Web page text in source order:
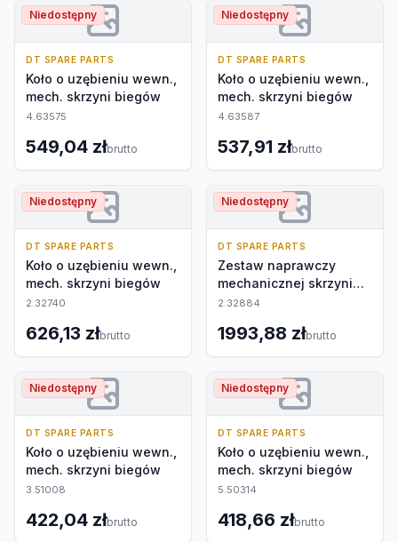
Niedostępny
DT SPARE PARTS
Koło o uzębieniu wewn.,
mech. skrzyni biegów
4.63575
549,04 złbrutto
Niedostępny
DT SPARE PARTS
Koło o uzębieniu wewn.,
mech. skrzyni biegów
4.63587
537,91 złbrutto
Niedostępny
DT SPARE PARTS
Koło o uzębieniu wewn.,
mech. skrzyni biegów
2.32740
626,13 złbrutto
Niedostępny
DT SPARE PARTS
Zestaw naprawczy
mechanicznej skrzyni
biegów
2.32884
1993,88 złbrutto
Niedostępny
DT SPARE PARTS
Koło o uzębieniu wewn.,
mech. skrzyni biegów
3.51008
422,04 złbrutto
Niedostępny
DT SPARE PARTS
Koło o uzębieniu wewn.,
mech. skrzyni biegów
5.50314
418,66 złbrutto